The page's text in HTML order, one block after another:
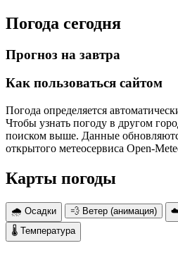
Погода сегодня
Прогноз на завтра
Как пользоваться сайтом
Погода определяется
Чтобы узнать погоду в другом
поиском выше. Данные
открытого метеосервиса Open-
Карты погоды
🌧 Осадки 💨 Ветер (анимация)
🌡 Температура